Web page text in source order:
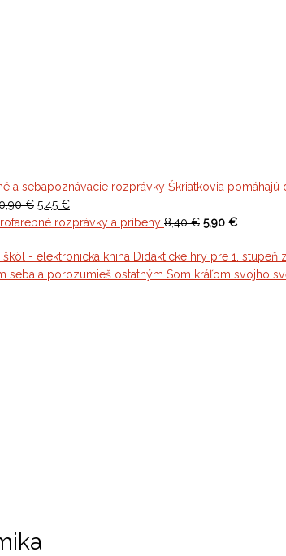
Škriatkovia
€ Original
price
10,90 €.
5,45 €Current
price
5,45 €.
rozprávky a príbehy 8,40 € 5,90 €
Didaktické hry pre 1. stupeň
Som kráľom svojho